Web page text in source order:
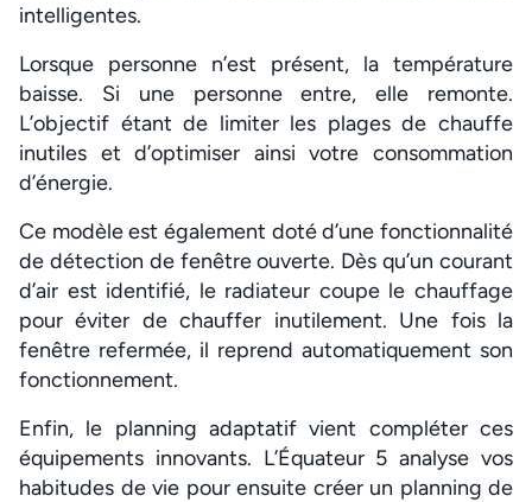
intelligentes.
Lorsque personne n’est présent, la température
baisse. Si une personne entre, elle remonte.
L’objectif étant de limiter les plages de chauffe
inutiles et d’optimiser ainsi votre consommation
d’énergie.
Ce modèle est également doté d’une fonctionnalité
de détection de fenêtre ouverte. Dès qu’un courant
d’air est identifié, le radiateur coupe le chauffage
pour éviter de chauffer inutilement. Une fois la
fenêtre refermée, il reprend automatiquement son
fonctionnement.
Enfin, le planning adaptatif vient compléter ces
équipements innovants. L’Équateur 5 analyse vos
habitudes de vie pour ensuite créer un planning de